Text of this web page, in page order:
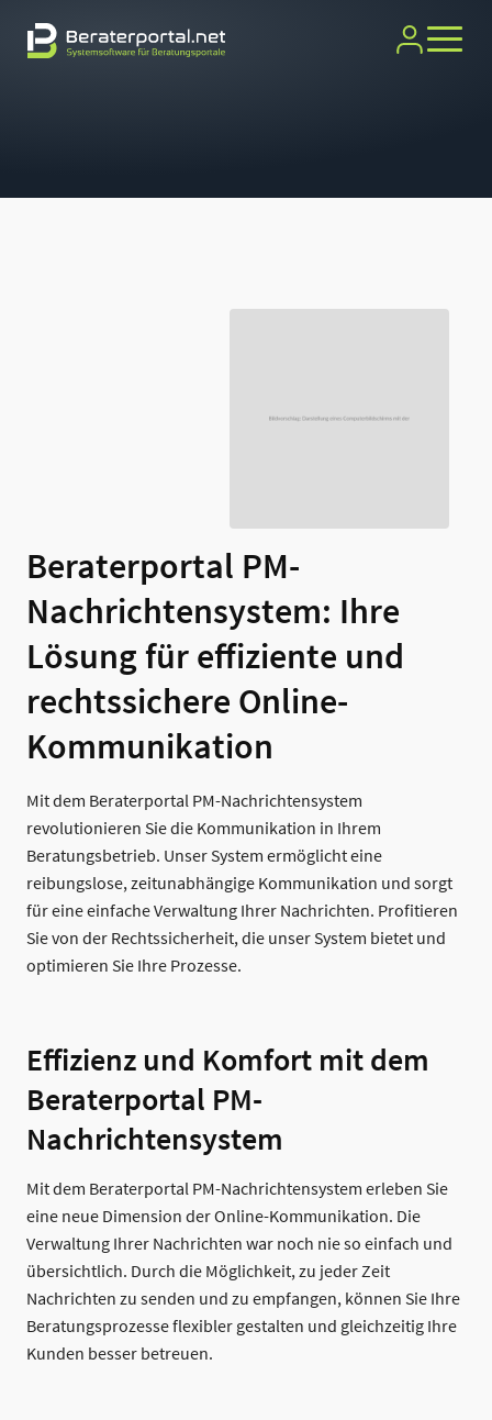
Beraterportal PM-
Nachrichtensystem: Ihre
Lösung für effiziente und
rechtssichere Online-
Kommunikation
Mit dem Beraterportal PM-Nachrichtensystem
revolutionieren Sie die Kommunikation in Ihrem
Beratungsbetrieb. Unser System ermöglicht eine
reibungslose, zeitunabhängige Kommunikation und sorgt
für eine einfache Verwaltung Ihrer Nachrichten. Profitieren
Sie von der Rechtssicherheit, die unser System bietet und
optimieren Sie Ihre Prozesse.
Effizienz und Komfort mit dem
Beraterportal PM-
Nachrichtensystem
Mit dem Beraterportal PM-Nachrichtensystem erleben Sie
eine neue Dimension der Online-Kommunikation. Die
Verwaltung Ihrer Nachrichten war noch nie so einfach und
übersichtlich. Durch die Möglichkeit, zu jeder Zeit
Nachrichten zu senden und zu empfangen, können Sie Ihre
Beratungsprozesse flexibler gestalten und gleichzeitig Ihre
Kunden besser betreuen.